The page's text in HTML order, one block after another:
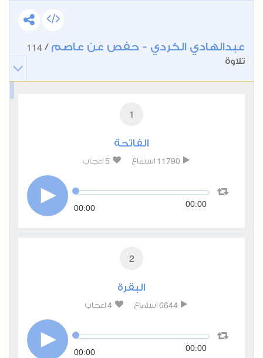
عبدالهادي الكردي - حفص عن عاصم /
114
تلاوة
1
الفاتحة
11790 استماع 5 اعجاب
00:00 00:00
2
البقرة
6644 استماع 4 اعجاب
00:00 00:00